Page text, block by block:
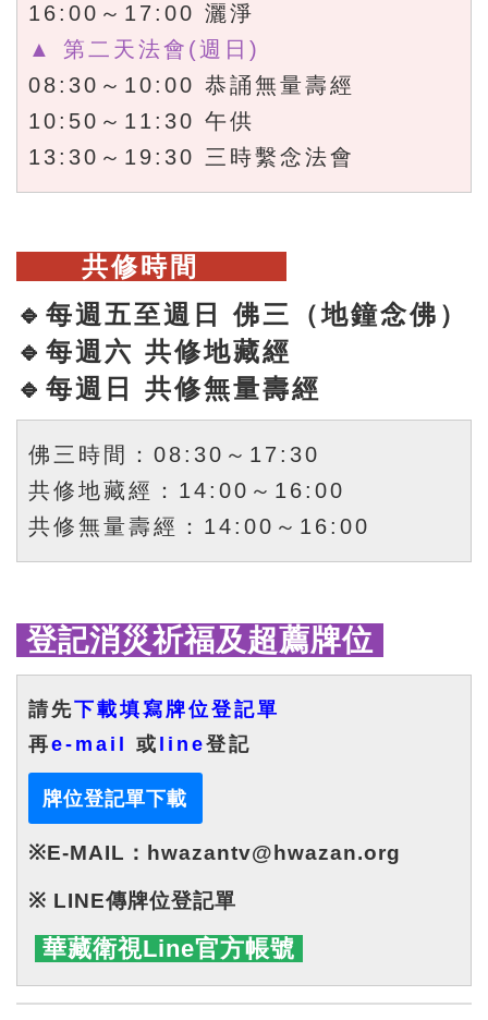
16:00～17:00 灑淨
▲ 第二天法會(週日)
08:30～10:00 恭誦無量壽經
10:50～11:30 午供
13:30～19:30 三時繫念法會
共修時間
🔹每週五至週日 佛三
（地鐘念佛）
🔹每週六 共修地藏經
🔹每週日 共修無量壽經
佛三時間：08:30～17:30
共修地藏經：14:00～16:00
共修無量壽經：14:00～16:00
登記消災祈福及超薦牌位
請先下載填寫牌位登記單
再e-mail 或 line登記
牌位登記單下載
※E-MAIL： hwazantv@hwazan.org
※ LINE傳牌位登記單
華藏衛視Line官方帳號